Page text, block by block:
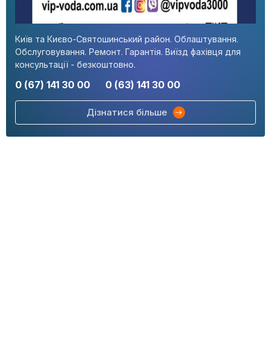
Київ та Києво-Святошинський район. Облаштування.
Обслуговування. Ремонт. Гарантія. Виїзд фахівця для
консультації - безкоштовно.
0 (67) 141 30 00 0 (63) 141 30 00
Дізнатися більше